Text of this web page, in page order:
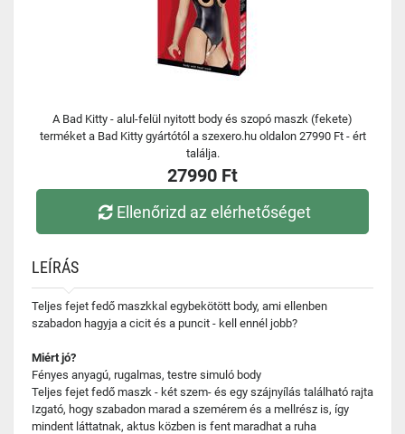
A Bad Kitty - alul-felül nyitott body és szopó maszk (fekete)
terméket a Bad Kitty gyártótól a szexero.hu oldalon 27990 Ft - ért
találja.
27990 Ft
Ellenőrizd az elérhetőséget
LEÍRÁS
Teljes fejet fedő maszkkal egybekötött body, ami ellenben
szabadon hagyja a cicit és a puncit - kell ennél jobb?
Miért jó?
Fényes anyagú, rugalmas, testre simuló body
Teljes fejet fedő maszk - két szem- és egy szájnyílás található rajta
Izgató, hogy szabadon marad a szemérem és a mellrész is, így
mindent láttatnak, aktus közben is fent maradhat a ruha